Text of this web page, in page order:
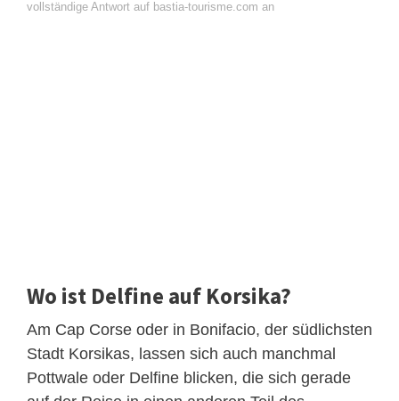
vollständige Antwort auf bastia-tourisme.com an
Wo ist Delfine auf Korsika?
Am Cap Corse oder in Bonifacio, der südlichsten
Stadt Korsikas, lassen sich auch manchmal
Pottwale oder Delfine blicken, die sich gerade